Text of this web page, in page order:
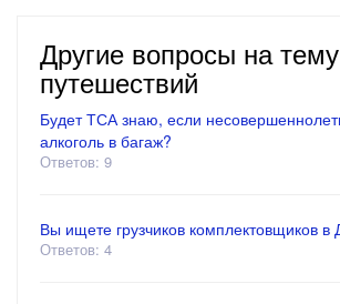
Другие вопросы на тему
путешествий
Будет ТСА знаю, если
алкоголь в багаж?
Ответов: 9
Вы ищете грузчиков комплектовщиков в
Ответов: 4